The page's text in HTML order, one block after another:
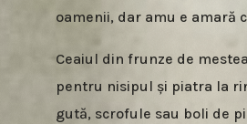
oamenii, dar amu e amară
Ceaiul din frunze de
pentru nisipul și piatra la
gută, scrofule sau boli de